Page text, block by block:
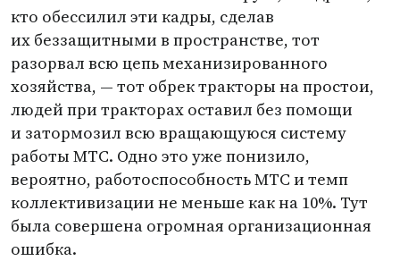
кто обессилил эти кадры, сделав
их беззащитными в пространстве, тот
разорвал всю цепь механизированного
хозяйства, — тот обрек тракторы на простои,
людей при тракторах оставил без помощи
и затормозил всю вращающуюся систему
работы МТС. Одно это уже понизило,
вероятно, работоспособность МТС и темп
коллективизации не меньше как на 10%. Тут
была совершена огромная организационная
ошибка.